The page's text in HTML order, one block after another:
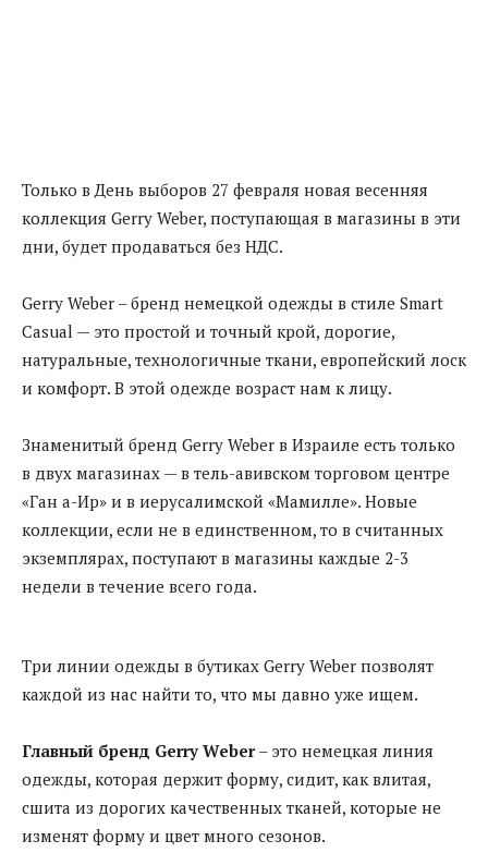
Только в День выборов 27 февраля новая весенняя
коллекция Gerry Weber, поступающая в магазины в эти
дни, будет продаваться без НДС.
Gerry Weber – бренд немецкой одежды в стиле Smart
Casual — это простой и точный крой, дорогие,
натуральные, технологичные ткани, европейский лоск
и комфорт. В этой одежде возраст нам к лицу.
Знаменитый бренд Gerry Weber в Израиле есть только
в двух магазинах — в тель-авивском торговом центре
«Ган а-Ир» и в иерусалимской «Мамилле». Новые
коллекции, если не в единственном, то в считанных
экземплярах, поступают в магазины каждые 2-3
недели в течение всего года.
Три линии одежды в бутиках Gerry Weber позволят
каждой из нас найти то, что мы давно уже ищем.
Главный бренд Gerry Weber– это немецкая линия
одежды, которая держит форму, сидит, как влитая,
сшита из дорогих качественных тканей, которые не
изменят форму и цвет много сезонов.